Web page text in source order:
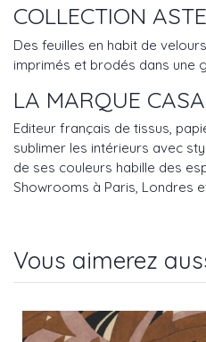
COLLECTION
Des feuilles en habit de
imprimés et brodés dans une
LA MARQUE
Editeur français de tissus,
sublimer les intérieurs avec
de ses couleurs habille des
Showrooms à Paris, Londres
Vous aimerez